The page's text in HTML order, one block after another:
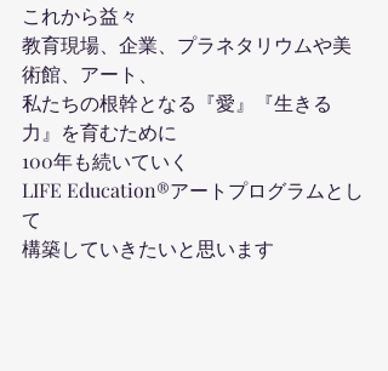
これから益々
教育現場、企業、プラネタリウムや美
術館、アート、
私たちの根幹となる『愛』『生きる
力』を育むために
100年も続いていく
LIFE Education®︎アートプログラムとし
て
構築していきたいと思います